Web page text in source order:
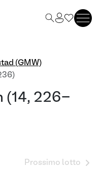
(GMW)
(14, 226-
Prossimo lotto